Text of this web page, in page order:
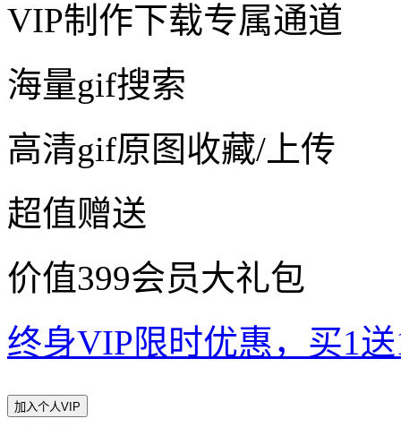
VIP制作下载专属通道
海量gif搜索
高清gif原图收藏/上传
超值赠送
价值399会员大礼包
终身VIP限时优惠，买1
加入个人VIP